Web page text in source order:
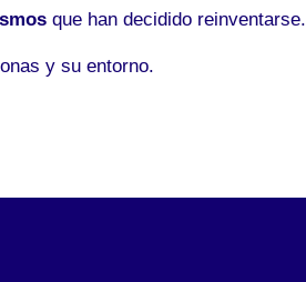
que han decidido reinventarse.
y su entorno.